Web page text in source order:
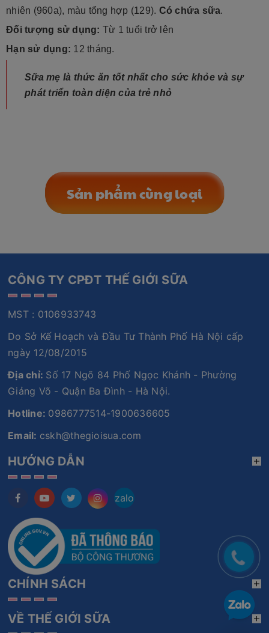
nhiên (960a), màu tổng hợp (129). Có chứa sữa.
Đối tượng sử dụng: Từ 1 tuổi trở lên
Hạn sử dụng: 12 tháng.
Sữa mẹ là thức ăn tốt nhất cho sức khỏe và sự
phát triển toàn diện của trẻ nhỏ
Sản phẩm cùng loại
CÔNG TY CPĐT THẾ GIỚI SỮA
MST : 0106933743
Do Sở Kế Hoạch và Đầu Tư Thành Phố Hà Nội cấp
ngày 12/08/2015
Địa chỉ: Số 17 Ngõ 84 Phố Ngọc Khánh - Phường
Giảng Võ - Quận Ba Đình - Hà Nội.
Hotline: 0986777514-1900636605
Email: cskh@thegioisua.com
HƯỚNG DẪN
zalo
CHÍNH SÁCH
VỀ THẾ GIỚI SỮA